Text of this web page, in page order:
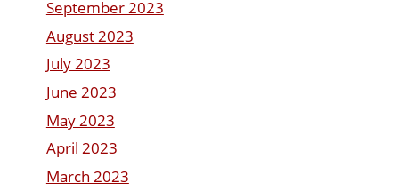
September 2023
August 2023
July 2023
June 2023
May 2023
April 2023
March 2023